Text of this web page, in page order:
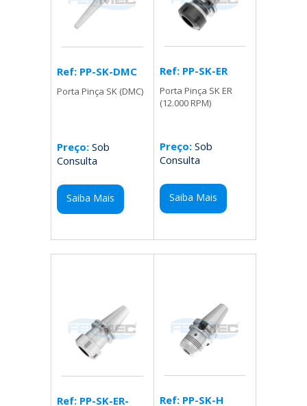
Ref: PP-SK-DMC
Porta Pinça SK (DMC)
Preço: Sob
Consulta
Saiba Mais
Ref: PP-SK-ER
Porta Pinça SK ER
(12.000 RPM)
Preço:Sob
Consulta
Saiba Mais
Ref: PP-SK-ER- Ref: PP-SK-H